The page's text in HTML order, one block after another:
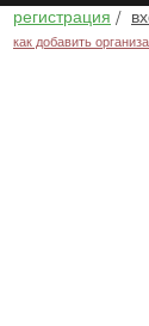
регистрация /
как добавить